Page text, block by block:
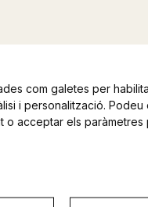
com galetes per
i personalització. Podeu
o acceptar els paràmetres